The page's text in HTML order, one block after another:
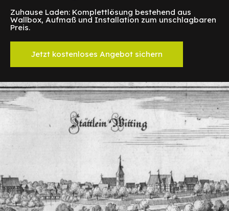
Zuhause Laden: Komplettlösung bestehend aus
Wallbox, Aufmaß und Installation zum unschlagbaren
Preis.
Jetzt kostenloses Angebot sichern